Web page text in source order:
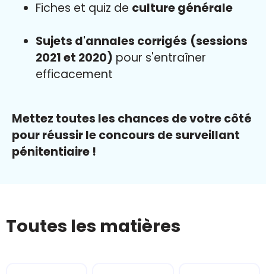
Fiches et quiz de culture générale
Sujets d'annales corrigés (sessions
2021 et 2020) pour s'entraîner
efficacement
Mettez toutes les chances de votre côté
pour réussir le concours de surveillant
pénitentiaire !
Toutes les matières